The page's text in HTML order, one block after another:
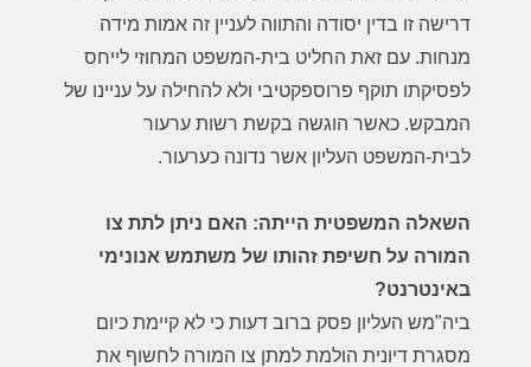
דרישה זו בדין יסודה והתווה לעניין זה אמות מידה
מנחות. עם זאת החליט בית-המשפט המחוזי לייחס
לפסיקתו תוקף פרוספקטיבי ולא להחילה על עניינו של
המבקש. כאשר הוגשה בקשת רשות ערעור
לבית-המשפט העליון אשר נדונה כערעור.
השאלה המשפטית הייתה: האם ניתן לתת צו
המורה על חשיפת זהותו של משתמש אנונימי
באינטרנט?
ביה"מש העליון פסק ברוב דעות כי לא קיימת כיום
מסגרת דיונית הולמת למתן צו המורה לחשוף את